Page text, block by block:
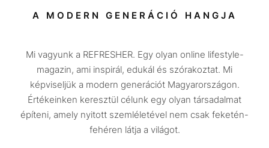
Társadalom
Utazás
Életmód
Design
Beszélgetések
A MODERN GENERÁCIÓ HANGJA
Mi vagyunk a REFRESHER. Egy olyan online lifestyle-
magazin, ami inspirál, edukál és szórakoztat. Mi
képviseljük a modern generációt Magyarországon.
Értékeinken keresztül célunk egy olyan társadalmat
építeni, amely nyitott szemléletével nem csak feketén-
fehéren látja a világot.